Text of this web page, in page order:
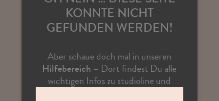
KONNTE NICHT
GEFUNDEN WERDEN!
Aber schaue doch mal in unseren
Hilfebereich – Dort findest Du alle
wichtigen Infos zu studioline und